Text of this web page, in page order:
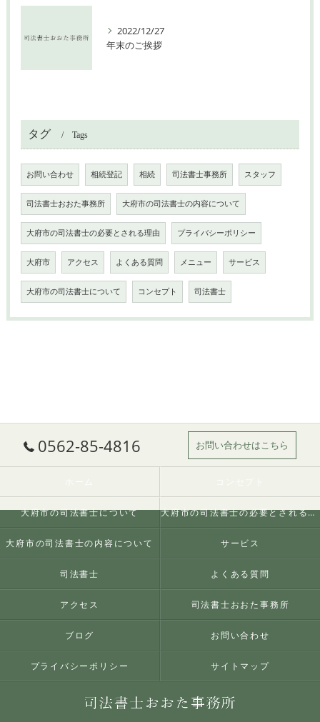
2022/12/27
年末のご挨拶
タグ Tags
お問い合わせ 相続登記 相続 司法書士事務所 スタッフ
司法書士おおた事務所 大府市の司法書士の内容について
大府市の司法書士の必要とされる理由 プライバシーポリシー
大府市 アクセス よくある質問 メニュー サービス
大府市の司法書士について コンセプト 司法書士
0562-85-4816 お問い合わせはこちら
大府市の司法書士について 大府市の司法書士の必要とされる理由
大府市の司法書士の内容について サービス
司法書士 よくある質問
アクセス 司法書士おおた事務所
ブログ お問い合わせ
プライバシーポリシー サイトマップ